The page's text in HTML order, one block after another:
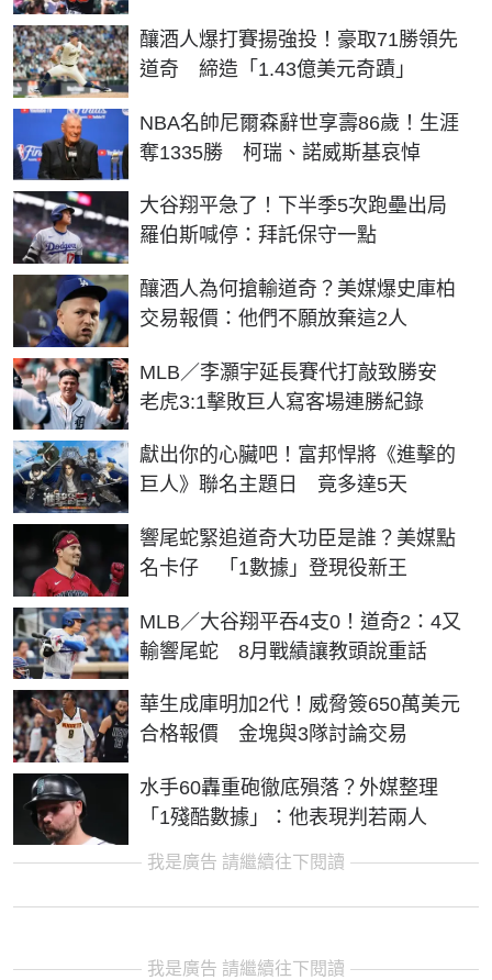
釀酒人爆打賽揚強投！豪取71勝領先
道奇 締造「1.43億美元奇蹟」
NBA名帥尼爾森辭世享壽86歲！生涯
奪1335勝 柯瑞、諾威斯基哀悼
大谷翔平急了！下半季5次跑壘出局
羅伯斯喊停：拜託保守一點
釀酒人為何搶輸道奇？美媒爆史庫柏
交易報價：他們不願放棄這2人
MLB／李灝宇延長賽代打敲致勝安
老虎3:1擊敗巨人寫客場連勝紀錄
獻出你的心臟吧！富邦悍將《進擊的
巨人》聯名主題日 竟多達5天
響尾蛇緊追道奇大功臣是誰？美媒點
名卡仔 「1數據」登現役新王
MLB／大谷翔平吞4支0！道奇2：4又
輸響尾蛇 8月戰績讓教頭說重話
華生成庫明加2代！威脅簽650萬美元
合格報價 金塊與3隊討論交易
水手60轟重砲徹底殞落？外媒整理
「1殘酷數據」：他表現判若兩人
我是廣告 請繼續往下閱讀
我是廣告 請繼續往下閱讀